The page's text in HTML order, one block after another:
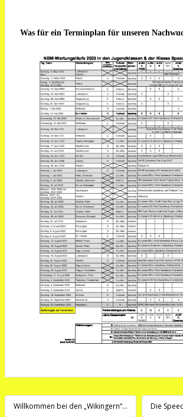
Was für ein Terminplan für unseren
Beitragsnavigation
Willkommen bei den „Wikingern“… Die